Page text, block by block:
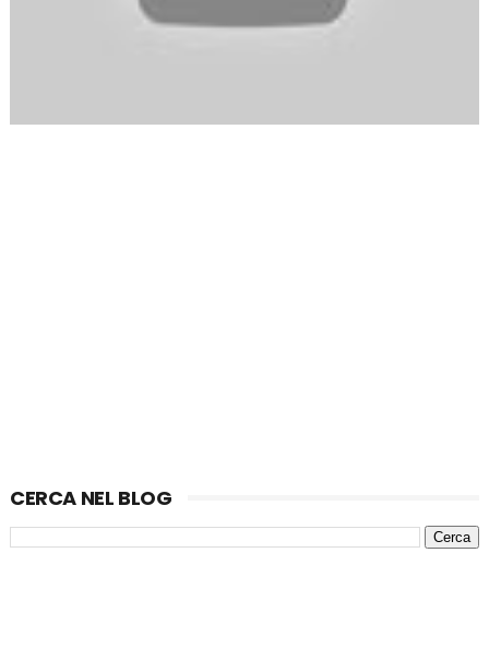
CERCA NEL BLOG